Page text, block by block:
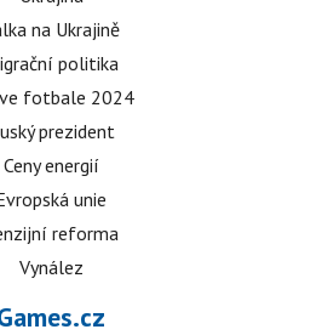
na Ukrajině
politika
fotbale 2024
prezident
Ceny energií
unie
reforma
Vynález